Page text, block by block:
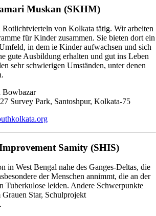
Muskan (SKHM)
von Kolkata tätig. Wir arbeiten
für Kinder zusammen. Sie bieten dort ein
in dem ie Kinder aufwachsen und sich
gute Ausbildung erhalten und gut ins Leben
sehr schwierigen Umständen, unter denen
Bowbazar
Survey Park, Santoshpur, Kolkata-75
Samity (SHIS)
in West Bengal nahe des Ganges-Deltas, die
der Menschen annimmt, die an der
Tuberkulose leiden. Andere Schwerpunkte
Star, Schulprojekt